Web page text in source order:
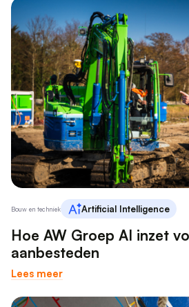
Bouw en techniek Artificial Intelligence
Hoe AW Groep AI inzet
aanbesteden
Lees meer